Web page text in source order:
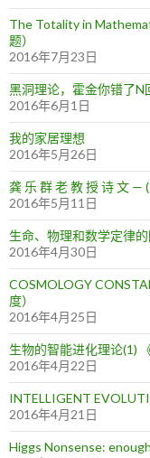
The Totality in
题）
2016年7月23日
黑洞理论，霍金你错了N
2016年6月1日
我的家居理想
2016年5月26日
龚 乐 群 老 教 授 诗 文 —
2016年5月11日
生命、物理和数学定律
2016年4月30日
COSMOLOGY
度）
2016年4月25日
生物的智能进化理论(1)
2016年4月22日
INTELLIGENT
2016年4月21日
Higgs Nonsense: